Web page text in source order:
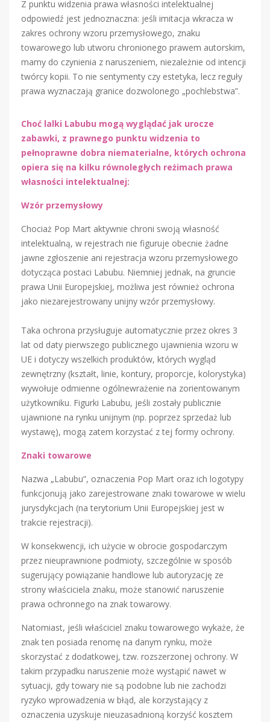
Z punktu widzenia prawa własności intelektualnej
odpowiedź jest jednoznaczna: jeśli imitacja wkracza w
zakres ochrony wzoru przemysłowego, znaku
towarowego lub utworu chronionego prawem autorskim,
mamy do czynienia z naruszeniem, niezależnie od intencji
twórcy kopii. To nie sentymenty czy estetyka, lecz reguły
prawa wyznaczają granice dozwolonego „pochlebstwa”.
Choć lalki Labubu mogą wyglądać jak urocze
zabawki, z prawnego punktu widzenia to
pełnoprawne dobra niematerialne, których ochrona
opiera się na kilku równoległych reżimach prawa
własności intelektualnej:
Wzór przemysłowy
Chociaż Pop Mart aktywnie chroni swoją własność
intelektualną, w rejestrach nie figuruje obecnie żadne
jawne zgłoszenie ani rejestracja wzoru przemysłowego
dotycząca postaci Labubu. Niemniej jednak, na gruncie
prawa Unii Europejskiej, możliwa jest również ochrona
jako niezarejestrowany unijny wzór przemysłowy.
Taka ochrona przysługuje automatycznie przez okres 3
lat od daty pierwszego publicznego ujawnienia wzoru w
UE i dotyczy wszelkich produktów, których wygląd
zewnętrzny (kształt, linie, kontury, proporcje, kolorystyka)
wywołuje odmienne ogólnewrażenie na zorientowanym
użytkowniku. Figurki Labubu, jeśli zostały publicznie
ujawnione na rynku unijnym (np. poprzez sprzedaż lub
wystawę), mogą zatem korzystać z tej formy ochrony.
Znaki towarowe
Nazwa „Labubu”, oznaczenia Pop Mart oraz ich logotypy
funkcjonują jako zarejestrowane znaki towarowe w wielu
jurysdykcjach (na terytorium Unii Europejskiej jest w
trakcie rejestracji).
W konsekwencji, ich użycie w obrocie gospodarczym
przez nieuprawnione podmioty, szczególnie w sposób
sugerujący powiązanie handlowe lub autoryzację ze
strony właściciela znaku, może stanowić naruszenie
prawa ochronnego na znak towarowy.
Natomiast, jeśli właściciel znaku towarowego wykaże, że
znak ten posiada renomę na danym rynku, może
skorzystać z dodatkowej, tzw. rozszerzonej ochrony. W
takim przypadku naruszenie może wystąpić nawet w
sytuacji, gdy towary nie są podobne lub nie zachodzi
ryzyko wprowadzenia w błąd, ale korzystający z
oznaczenia uzyskuje nieuzasadnioną korzyść kosztem